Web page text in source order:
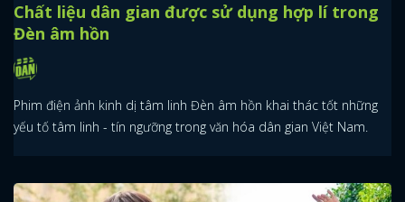
Chất liệu dân gian được sử dụng hợp lí trong
Đèn âm hồn
Phim điện ảnh kinh dị tâm linh Đèn âm hồn khai thác tốt những
yếu tố tâm linh - tín ngưỡng trong văn hóa dân gian Việt Nam.